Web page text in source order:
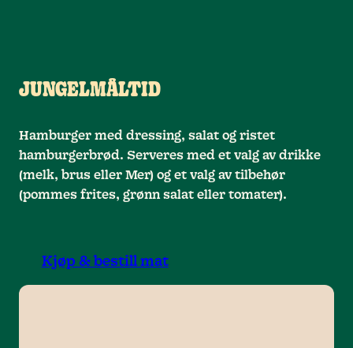
JUNGELMÅLTID
Hamburger med dressing, salat og ristet
hamburgerbrød. Serveres med et valg av drikke
(melk, brus eller Mer) og et valg av tilbehør
(pommes frites, grønn salat eller tomater).
Kjøp & bestill mat